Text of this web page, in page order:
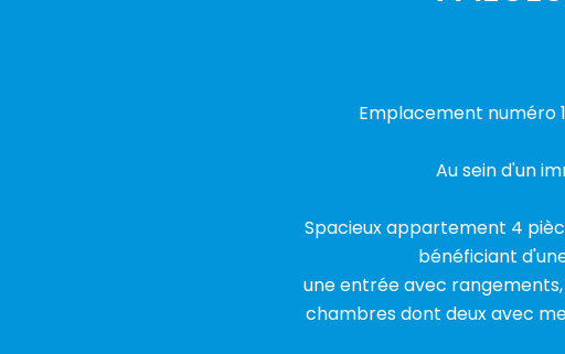
Emplacement numéro
Au sein d'un
Spacieux appartement 4
bénéficiant
une entrée avec
chambres dont deux avec